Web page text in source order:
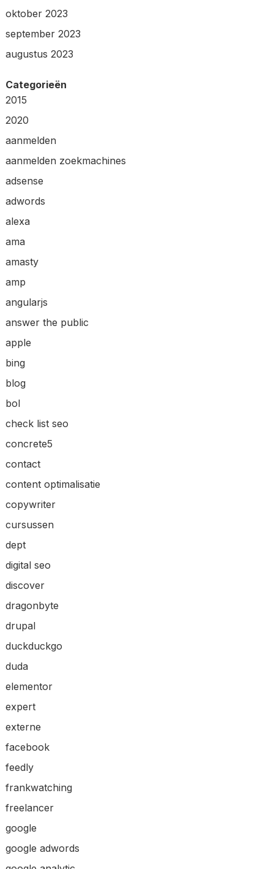
oktober 2023
september 2023
augustus 2023
Categorieën
2015
2020
aanmelden
aanmelden zoekmachines
adsense
adwords
alexa
ama
amasty
amp
angularjs
answer the public
apple
bing
blog
bol
check list seo
concrete5
contact
content optimalisatie
copywriter
cursussen
dept
digital seo
discover
dragonbyte
drupal
duckduckgo
duda
elementor
expert
externe
facebook
feedly
frankwatching
freelancer
google
google adwords